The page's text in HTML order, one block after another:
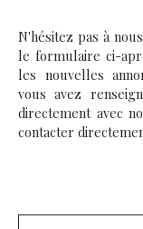
N'hésitez pas à
le formulaire ci-
les nouvelles
vous avez
directement avec
contacter